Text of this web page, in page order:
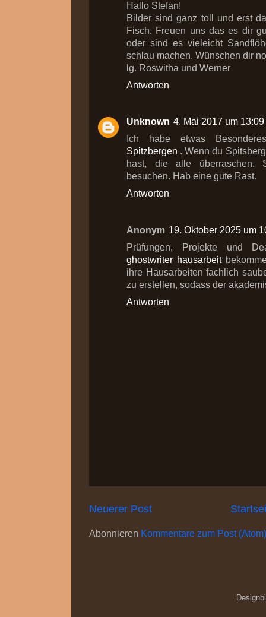
Hallo Stefan!
Bilder sind ganz toll und erst
Fisch. Freuen uns das es dir
oder sind es vieleicht
schlau machen. Wünschen dir
lg. Roswitha und Werner
Antworten
Unknown 4. Mai 2017 um 13:09
Ich habe etwas
Spitzbergen . Wenn du
hast, die alle überraschen.
besuchen. Hab eine gute Rast.
Antworten
Anonym 19. Oktober 2025 um
Prüfungen, Projekte und
ghostwriter hausarbeit
ihre Hausarbeiten fachlich
zu erstellen, sodass der
Antworten
Neuerer Post
Abonnieren Kommentare zum Post (Atom)